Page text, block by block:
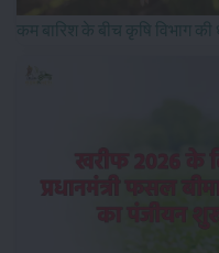
कम बारिश के बीच कृषि विभाग